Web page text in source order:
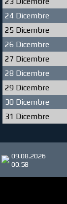
24 Dicembre
25 Dicembre
26 Dicembre
27 Dicembre
28 Dicembre
29 Dicembre
30 Dicembre
31 Dicembre
09.08.2026
00.58